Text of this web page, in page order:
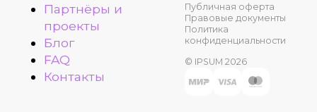
Партнёры и
проекты
Блог
FAQ
Контакты
Публичная оферта
Правовые документы
Политика
конфиденциальности
© IPSUM 2026